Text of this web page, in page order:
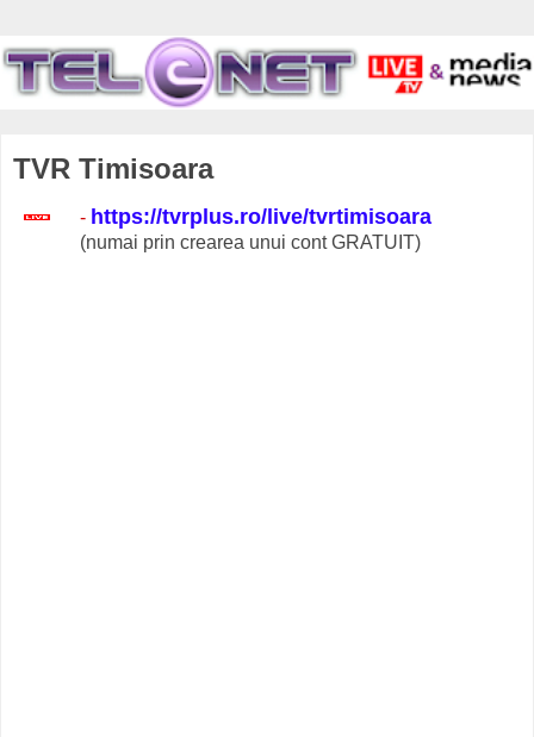
TVR Timisoara
- https://tvrplus.ro/live/tvrtimisoara
(numai prin crearea unui cont GRATUIT)